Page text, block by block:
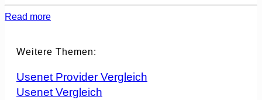
Read more
Weitere Themen:
Usenet Provider Vergleich
Usenet Vergleich